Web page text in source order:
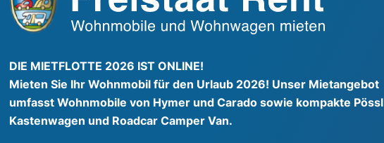
DIE MIETFLOTTE 2026 IST ONLINE!
Mieten Sie Ihr Wohnmobil für den Urlaub 2026! Unser Mietangebot
umfasst Wohnmobile von Hymer und Carado sowie kompakte Pössl
Kastenwagen und Roadcar Camper Van.